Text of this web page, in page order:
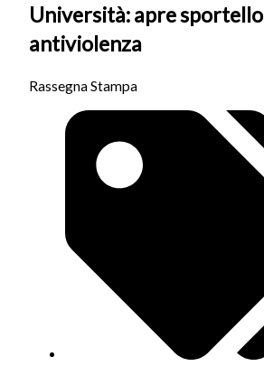
Università: apre sportello
antiviolenza
Rassegna Stampa